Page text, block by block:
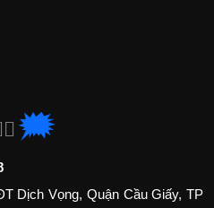
🗯
Dịch Vọng, Quận Cầu Giấy, TP